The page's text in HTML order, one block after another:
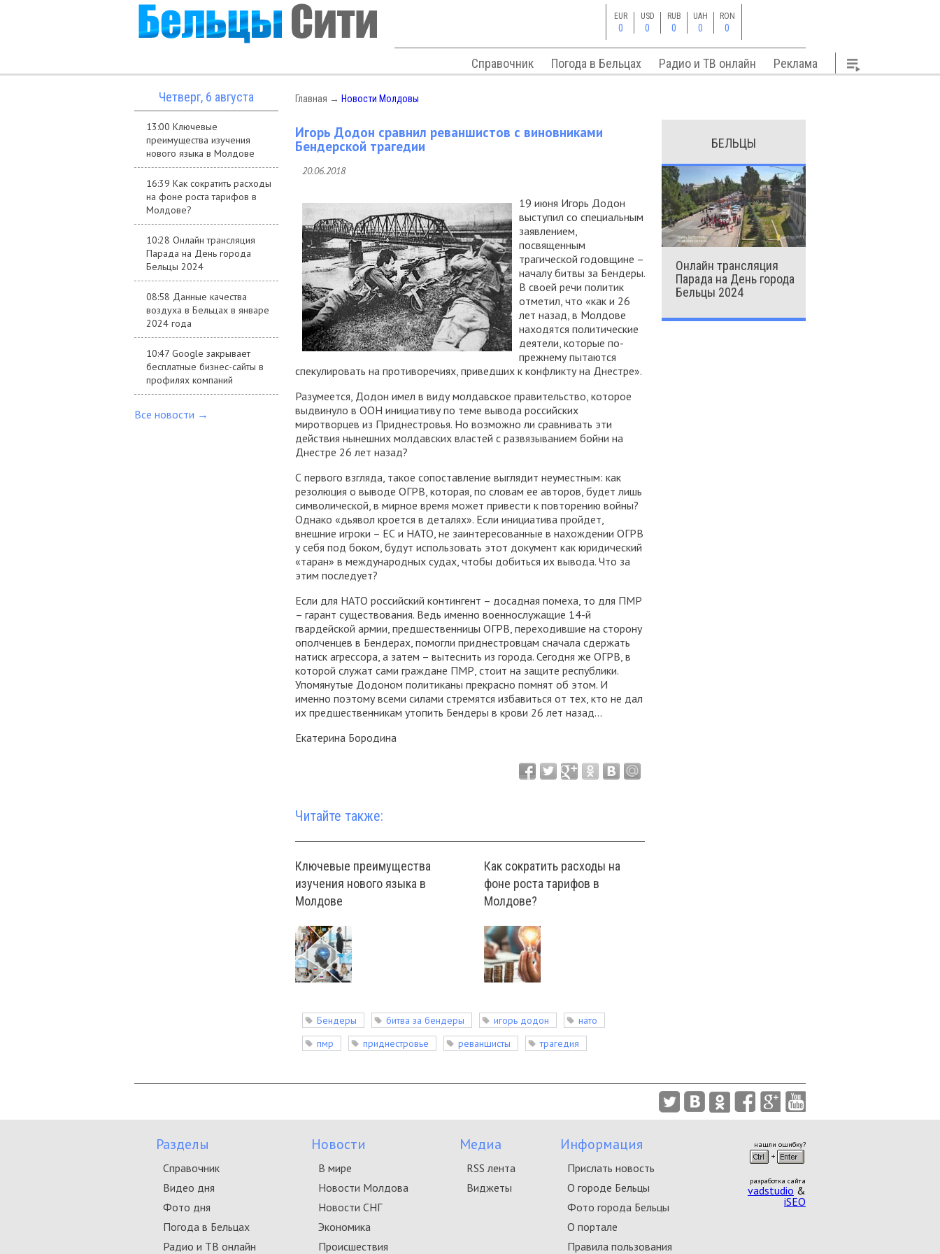
EUR
0
USD
0
RUB
0
UAH
0
RON
0
Справочник Погода в Бельцах Радио и ТВ онлайн Реклама
Четверг, 6 августа
13:00 Ключевые
преимущества изучения
нового языка в Молдове
16:39 Как сократить расходы
на фоне роста тарифов в
Молдове?
10:28 Онлайн трансляция
Парада на День города
Бельцы 2024
08:58 Данные качества
воздуха в Бельцах в январе
2024 года
10:47 Google закрывает
бесплатные бизнес-сайты в
профилях компаний
Все новости →
Главная → Новости Молдовы
Игорь Додон сравнил реваншистов с виновниками
Бендерской трагедии
20.06.2018
19 июня Игорь Додон
выступил со специальным
заявлением,
посвященным
трагической годовщине –
началу битвы за Бендеры.
В своей речи политик
отметил, что «как и 26
лет назад, в Молдове
находятся политические
деятели, которые по-
прежнему пытаются
спекулировать на противоречиях, приведших к конфликту на Днестре».
Разумеется, Додон имел в виду молдавское правительство, которое
выдвинуло в ООН инициативу по теме вывода российских
миротворцев из Приднестровья. Но возможно ли сравнивать эти
действия нынешних молдавских властей с развязыванием бойни на
Днестре 26 лет назад?
С первого взгляда, такое сопоставление выглядит неуместным: как
резолюция о выводе ОГРВ, которая, по словам ее авторов, будет лишь
символической, в мирное время может привести к повторению войны?
Однако «дьявол кроется в деталях». Если инициатива пройдет,
внешние игроки – ЕС и НАТО, не заинтересованные в нахождении ОГРВ
у себя под боком, будут использовать этот документ как юридический
«таран» в международных судах, чтобы добиться их вывода. Что за
этим последует?
Если для НАТО российский контингент – досадная помеха, то для ПМР
– гарант существования. Ведь именно военнослужащие 14-й
гвардейской армии, предшественницы ОГРВ, переходившие на сторону
ополченцев в Бендерах, помогли приднестровцам сначала сдержать
натиск агрессора, а затем – вытеснить из города. Сегодня же ОГРВ, в
которой служат сами граждане ПМР, стоит на защите республики.
Упомянутые Додоном политиканы прекрасно помнят об этом. И
именно поэтому всеми силами стремятся избавиться от тех, кто не дал
их предшественникам утопить Бендеры в крови 26 лет назад…
Екатерина Бородина
Читайте также:
Ключевые преимущества
изучения нового языка в
Молдове
Как сократить расходы на
фоне роста тарифов в
Молдове?
Бендеры битва за бендеры игорь додон
нато
пмр
приднестровье реваншисты трагедия
БЕЛЬЦЫ
Онлайн трансляция
Парада на День города
Бельцы 2024
Разделы
Справочник
Видео дня
Фото дня
Погода в Бельцах
Радио и ТВ онлайн
Новости
В мире
Новости Молдова
Новости СНГ
Экономика
Происшествия
Медиа
RSS лента
Виджеты
Информация
Прислать новость
О городе Бельцы
Фото города Бельцы
О портале
Правила пользования
нашли ошибку?
разработка сайта
vadstudio &
iSEO